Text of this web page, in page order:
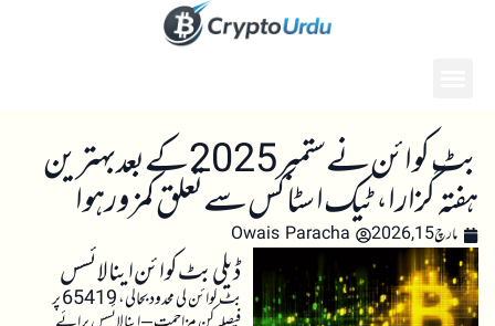
بٹ کوائن نے ستمبر 2025 کے بعد بہترین
ہفتہ گزارا، ٹیک اسٹاکس سے تعلق کمزور ہوا
مارچ 15, 2026 Owais Paracha
ڈیلی بٹ کوائن اینالائسس
بٹ کوائن کی محدود بحالی، 65419 پر